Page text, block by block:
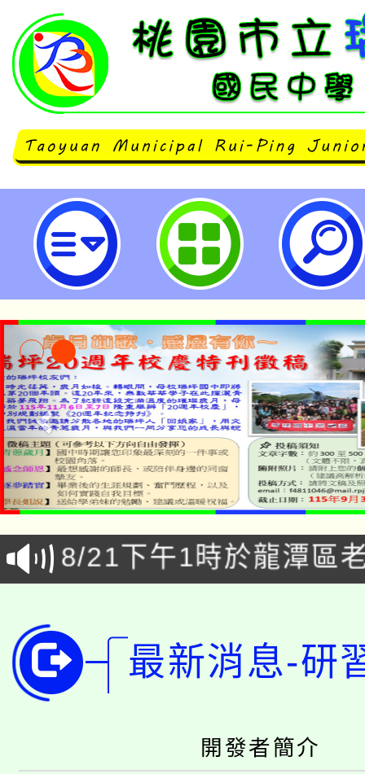
neilrpjhstyc網站設計者：徐嘉
「本色祭」8/29、30在
場熱烈登場!
8/21下午1時於龍潭區
徵才活動。
YOUNG桃局內行報名
局官網。
8月14至27日，桃園電
開!
115年桃園市運動會8/
視費優惠，中低收入戶
大園自造教育及科技
最新消息-研
開發者簡介